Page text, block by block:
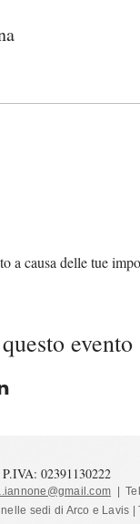
a causa delle tue
evento
02391130222
|
sedi di Arco e Lavis |